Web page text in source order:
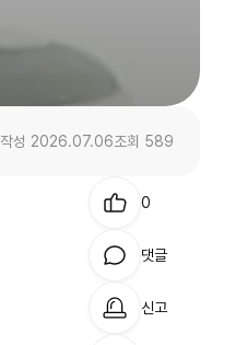
작성 2026.07.06조회 589
0
댓글
신고